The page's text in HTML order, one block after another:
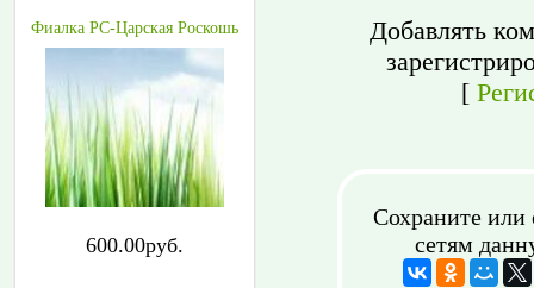
Фиалка РС-Царская Роскошь
600.00руб.
Добавлять
[
Сохраните или
сетям